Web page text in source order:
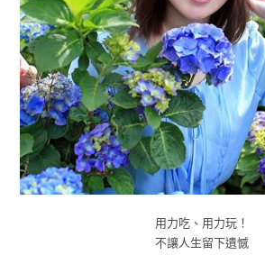
用力吃、用力玩！
不讓人生留下遺憾